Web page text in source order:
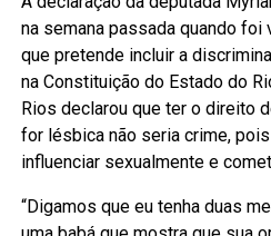
na semana passada quando foi
que pretende incluir a
na Constituição do Estado do
Rios declarou que ter o direito
for lésbica não seria crime,
influenciar sexualmente e
“Digamos que eu tenha duas